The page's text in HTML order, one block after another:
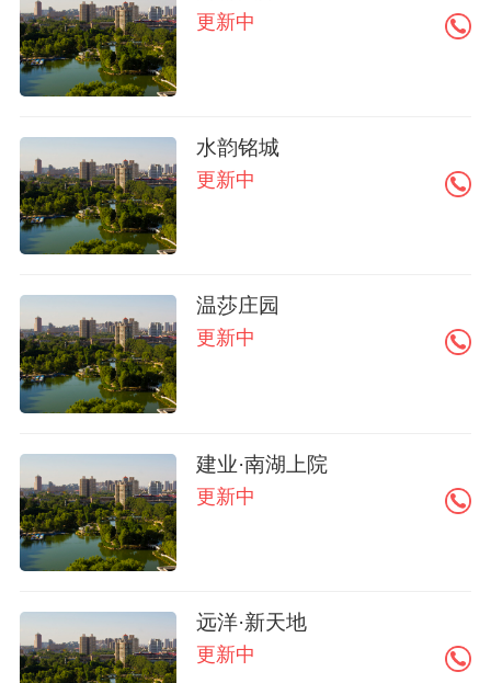
更新中
水韵铭城
更新中
温莎庄园
更新中
建业·南湖上院
更新中
远洋·新天地
更新中